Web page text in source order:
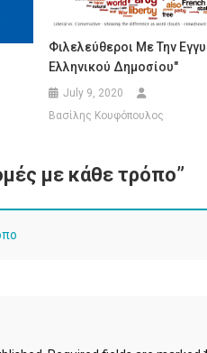
Φιλελεύθεροι Με Την
Ελληνικού Δημοσίου"
July 9, 2020
Βασίλης Κουφόπουλος
με κάθε τρόπο”